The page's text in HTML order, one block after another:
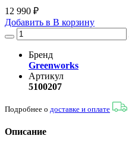
12 990 ₽
Добавить в В корзину
Бренд
Greenworks
Артикул
5100207
Подробнее о доставке и оплате
Описание